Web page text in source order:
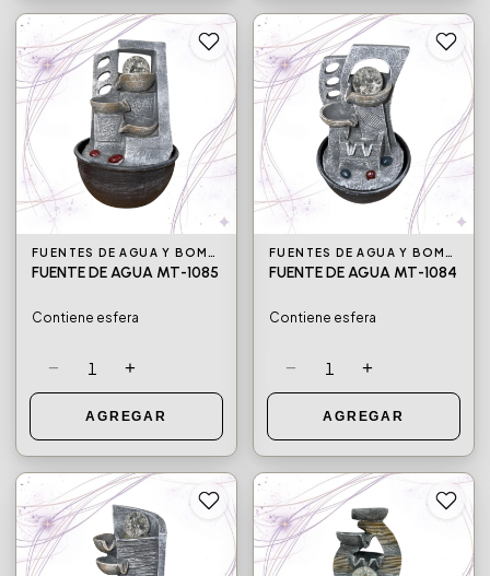
FUENTES DE AGUA Y BOMBAS DE AGUA
FUENTE DE AGUA MT-1085
Contiene esfera
− 1 +
AGREGAR
FUENTES DE AGUA Y BOMBAS DE AGUA
FUENTE DE AGUA MT-1084
Contiene esfera
− 1 +
AGREGAR